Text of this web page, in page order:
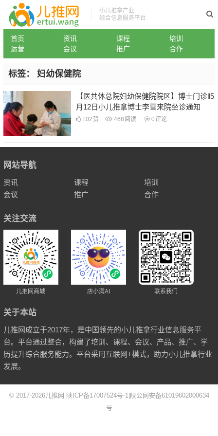
小儿推拿产业
综合信息服务平台
首页 资讯 课程
培训
运营
会议 推广 合作
标签： 妇幼保健院
【医共体总院妇幼保健院院区】博士门诊‖5
月12日小儿推拿博士李雪来院坐诊通知
102 赞 468 阅读 0评论
网站导航
资讯 课程
培训
会议
推广 合作
关注交流
儿推网商城 店小满AI 联系我们
关于本站
儿推网成立于2017年，是中国领先的小儿推拿行业信息服务平
台。平台通过整合，构建了培训、课程、会议、产品、推广、学
历提升综合服务能力。平台采用互联网+模式，助力小儿推拿行业
发展。
© 2017-2026儿推网 陕ICP备17007524号-1 |陕公网安备61019602000634
号